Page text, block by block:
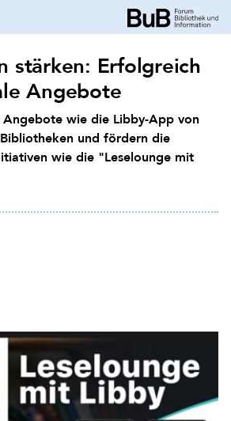
stärken: Erfolgreich
Angebote
wie die Libby-App von
und fördern die
wie die "Leselounge mit